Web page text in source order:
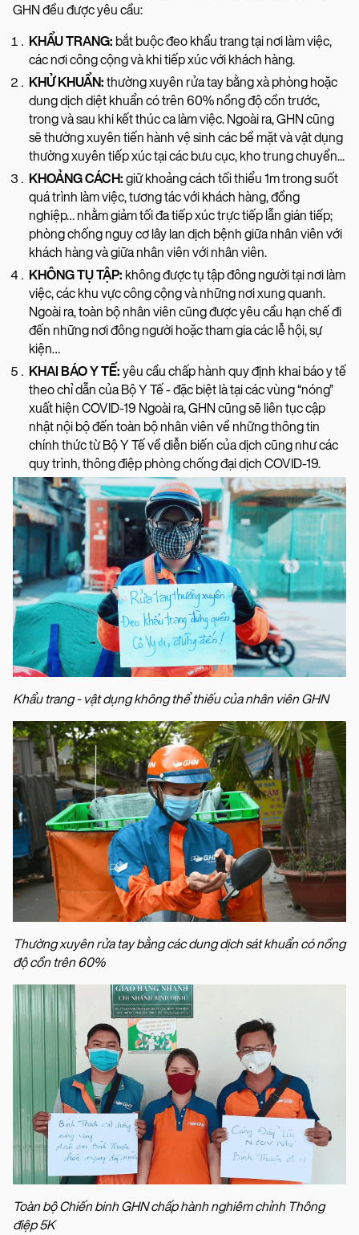
GHN đều được yêu cầu:
KHẨU TRANG: bắt buộc đeo khẩu trang tại nơi làm việc,
các nơi công cộng và khi tiếp xúc với khách hàng.
KHỬ KHUẨN: thường xuyên rửa tay bằng xà phòng hoặc
dung dịch diệt khuẩn có trên 60% nồng độ cồn trước,
trong và sau khi kết thúc ca làm việc. Ngoài ra, GHN cũng
sẽ thường xuyên tiến hành vệ sinh các bề mặt và vật dụng
thường xuyên tiếp xúc tại các bưu cục, kho trung chuyển...
KHOẢNG CÁCH: giữ khoảng cách tối thiểu 1m trong suốt
quá trình làm việc, tương tác với khách hàng, đồng
nghiệp… nhằm giảm tối đa tiếp xúc trực tiếp lẫn gián tiếp;
phòng chống nguy cơ lây lan dịch bệnh giữa nhân viên với
khách hàng và giữa nhân viên với nhân viên.
KHÔNG TỤ TẬP: không được tụ tập đông người tại nơi làm
việc, các khu vực công cộng và những nơi xung quanh.
Ngoài ra, toàn bộ nhân viên cũng được yêu cầu hạn chế đi
đến những nơi đông người hoặc tham gia các lễ hội, sự
kiện…
KHAI BÁO Y TẾ: yêu cầu chấp hành quy định khai báo y tế
theo chỉ dẫn của Bộ Y Tế - đặc biệt là tại các vùng “nóng”
xuất hiện COVID-19 Ngoài ra, GHN cũng sẽ liên tục cập
nhật nội bộ đến toàn bộ nhân viên về những thông tin
chính thức từ Bộ Y Tế về diễn biến của dịch cũng như các
quy trình, thông điệp phòng chống đại dịch COVID-19.
Khẩu trang - vật dụng không thể thiếu của nhân viên GHN
Thường xuyên rửa tay bằng các dung dịch sát khuẩn có nồng
độ cồn trên 60%
Toàn bộ Chiến binh GHN chấp hành nghiêm chỉnh Thông
điệp 5K